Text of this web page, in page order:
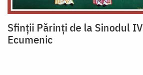
Sfinţii Părinţi de la Sinodul IV
Ecumenic